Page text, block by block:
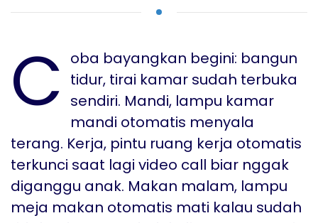
C oba bayangkan begini: bangun
tidur, tirai kamar sudah terbuka
sendiri. Mandi, lampu kamar
mandi otomatis menyala
terang. Kerja, pintu ruang kerja otomatis
terkunci saat lagi video call biar nggak
diganggu anak. Makan malam, lampu
meja makan otomatis mati kalau sudah